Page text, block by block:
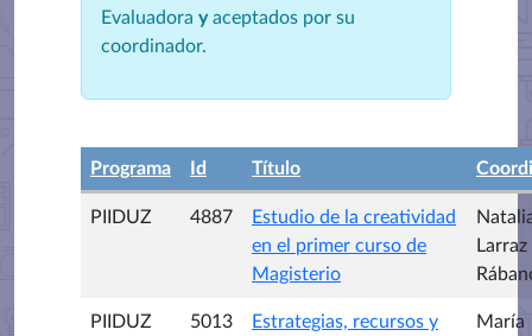
Evaluadora yaceptados por su
coordinador.
Programa Id Título
PIIDUZ 4887
Estudio de la creatividad
en el primer curso de
Magisterio
Larraz
PIIDUZ 5013
Estrategias, recursos y
María